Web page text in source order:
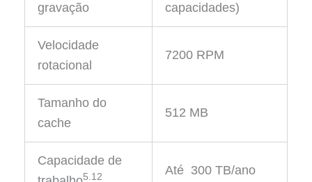
gravação
capacidades)
Velocidade
rotacional
7200 RPM
Tamanho do
cache
512 MB
Capacidade de
5.12 Até 300 TB/ano